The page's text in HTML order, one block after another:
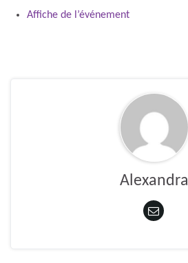
Affiche de l’événement
Alexandra